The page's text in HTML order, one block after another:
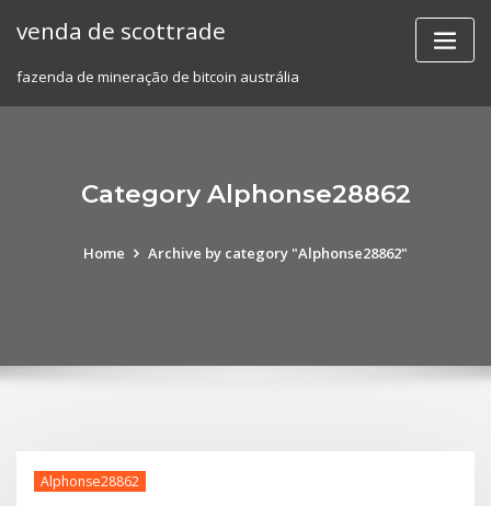
venda de scottrade
fazenda de mineração de bitcoin austrália
Category Alphonse28862
Home Archive by category "Alphonse28862"
Alphonse28862